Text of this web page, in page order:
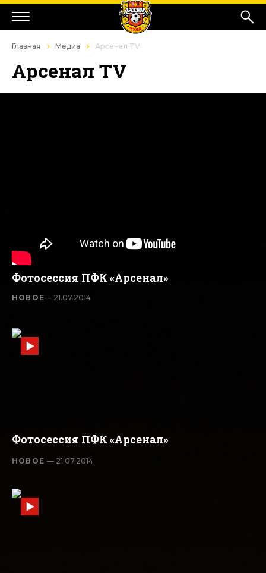
Главная Медиа Арсенал TV
Арсенал TV
Фотосессия ПФК «Арсенал»
НОВОЕ— 21.07.2014
Фотосессия ПФК «Арсенал»
НОВОЕ— 21.07.2014